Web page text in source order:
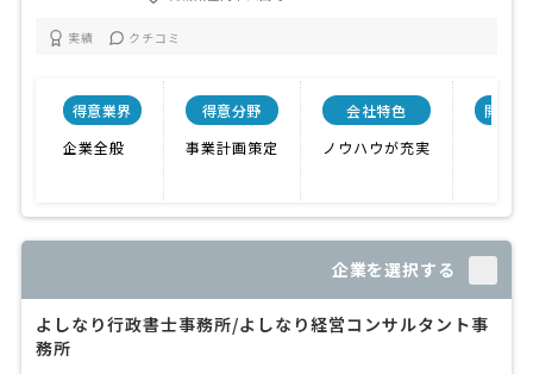
実績 クチコミ
得意業界
企業全般
得意分野
事業計画策定
会社特色
ノウハウが充実
開業年
企業を選択する
よしなり行政書士事務所/よしなり経営コンサルタント事
務所